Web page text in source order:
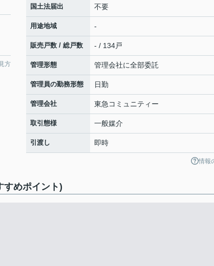
方
国土法届出 不要
用途地域 -
販売戸数 / 総戸数 - / 134戸
管理形態 管理会社に全部委託
管理員の勤務形態 日勤
管理会社 東急コミュニティー
取引態様 一般媒介
引渡し 即時
情報
すめポイント)